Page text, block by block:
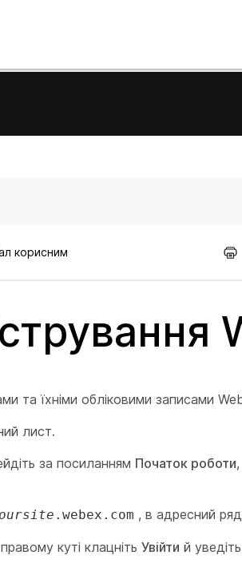
корисним
та їхніми обліковими записами
лист.
за посиланням Початок роботи
.webex.com , в адресний
куті клацніть Увійти й